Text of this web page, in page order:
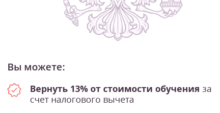
Вы можете:
Вернуть 13% от стоимости обучения за
счет налогового вычета